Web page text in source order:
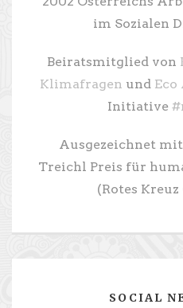
im Sozialen
Beiratsmitglied von
Klimafragen und
Initiative
Ausgezeichnet
Treichl Preis für
(Rotes
SOCIAL